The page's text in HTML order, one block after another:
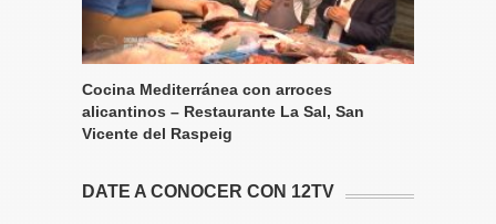
Cocina Mediterránea con arroces
alicantinos – Restaurante La Sal, San
Vicente del Raspeig
DATE A CONOCER CON 12TV